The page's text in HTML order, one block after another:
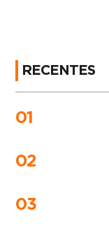
RECENTES
01
02
03